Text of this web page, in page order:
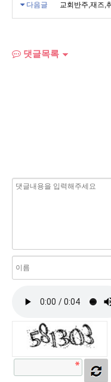
다음글 교회반주,재즈,
댓글목록